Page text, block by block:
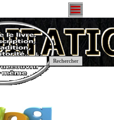
Rechercher